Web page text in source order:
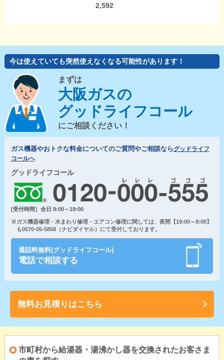
2,592
今は使えていても突然使えなくなる可能性があります！
まずは
大阪ガスの
グッドライフコール
にご相談ください！
ガス機器やおトクな料金についてのご質問やご相談ならグッドライフ
コールへ
グッドライフコール
[受付時間］全日 9:00～19:00
※ガス機器修理・水まわり修理・エアコン修理に関しては、夜間【19:00～9:00】
も0570-05-5858（ナビダイヤル）にて受付しております。
通話料無料(グッドライフコール)
電話で相談する
無料お見積りはこちら
市町村から給湯器・湯沸かし器を交換されたお客さま